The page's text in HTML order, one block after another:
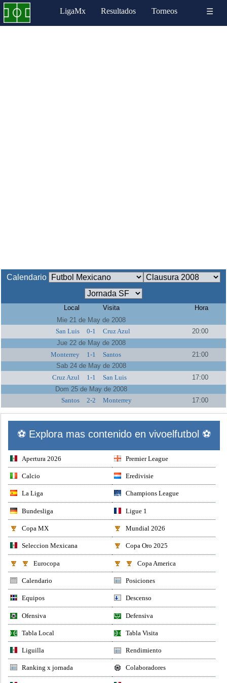
LigaMx Resultados Torneos ☰
Calendario
Local Visita
Hora
Mie 21 de May de 2008
San Luis
0-1 Cruz Azul
20:00
Jue 22 de May de 2008
Monterrey
1-1 Santos
21:00
Sab 24 de May de 2008
Cruz Azul
1-1 San Luis
17:00
Dom 25 de May de 2008
Santos
2-2 Monterrey 17:00
⚽ Explora mas contenido en vivoelfutbol ⚽
Apertura 2026 Premier League
Calcio Eredivisie
La Liga Champions League
Bundesliga Ligue 1
Copa MX Mundial 2026
Seleccion Mexicana Copa Oro 2025
Eurocopa Copa America
Calendario Posiciones
Equipos Descenso
Ofensiva Defensiva
Tabla Local Tabla Visita
Liguilla Rendimiento
Ranking x jornada Colaboradores